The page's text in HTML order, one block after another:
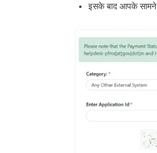
इसके बाद आपके सामने